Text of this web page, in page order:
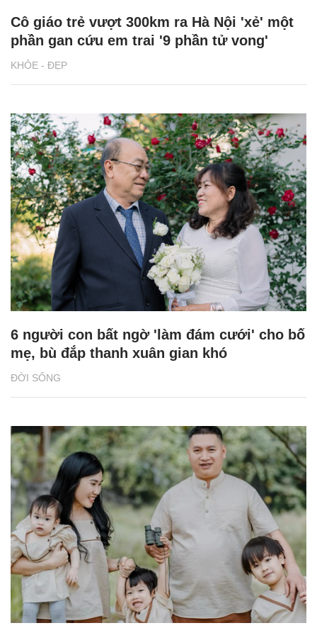
KHỎE - ĐẸP
Cô giáo trẻ vượt 300km ra Hà Nội 'xẻ' một
phần gan cứu em trai '9 phần tử vong'
ĐỜI SỐNG
6 người con bất ngờ 'làm đám cưới' cho bố
mẹ, bù đắp thanh xuân gian khó